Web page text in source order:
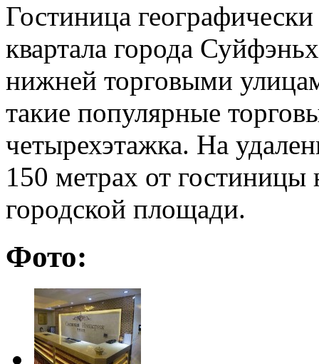
Гостиница
квартала города
нижней торговыми
такие популярные
четырехэтажка. На
150 метрах от гостиницы
городской площади.
Фото: